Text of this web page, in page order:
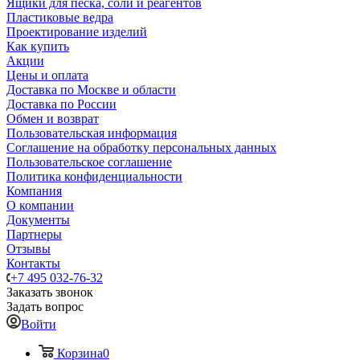
Ящики для песка, соли и реагентов
Пластиковые ведра
Проектирование изделий
Как купить
Акции
Цены и оплата
Доставка по Москве и области
Доставка по России
Обмен и возврат
Пользовательская информация
Соглашение на обработку персональных данных
Пользовательское соглашение
Политика конфиденциальности
Компания
О компании
Документы
Партнеры
Отзывы
Контакты
+7 495 032-76-32
Заказать звонок
Задать вопрос
Войти
Корзина0